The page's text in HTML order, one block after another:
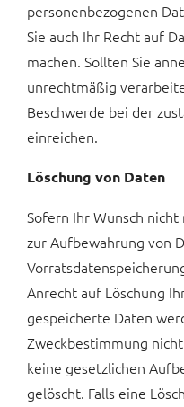
personenbezogenen
Sie auch Ihr Recht auf
machen. Sollten Sie
unrechtmäßig
Beschwerde bei der
einreichen.
Löschung von Daten
Sofern Ihr Wunsch
zur Aufbewahrung von
Anrecht auf Löschung
gespeicherte Daten
Zweckbestimmung
keine gesetzlichen
gelöscht. Falls eine